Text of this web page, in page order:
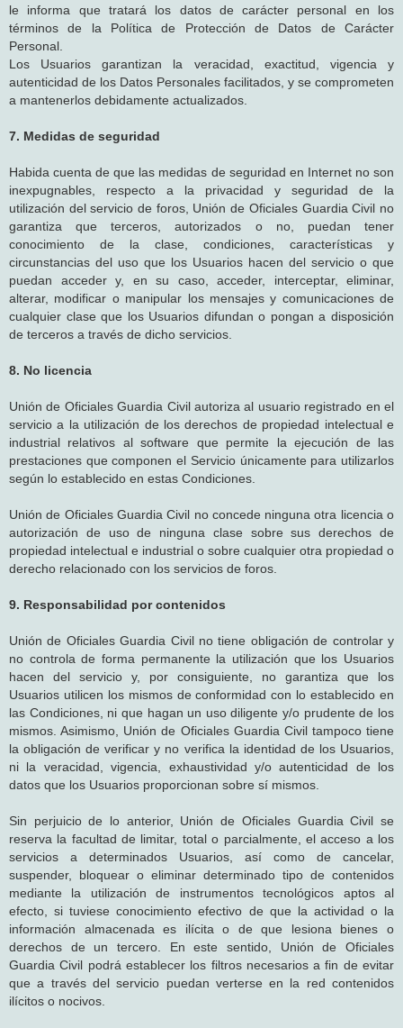
le informa que tratará los datos de carácter personal en los
términos de la Política de Protección de Datos de Carácter
Personal.
Los Usuarios garantizan la veracidad, exactitud, vigencia y
autenticidad de los Datos Personales facilitados, y se comprometen
a mantenerlos debidamente actualizados.
7. Medidas de seguridad
Habida cuenta de que las medidas de seguridad en Internet no son
inexpugnables, respecto a la privacidad y seguridad de la
utilización del servicio de foros, Unión de Oficiales Guardia Civil no
garantiza que terceros, autorizados o no, puedan tener
conocimiento de la clase, condiciones, características y
circunstancias del uso que los Usuarios hacen del servicio o que
puedan acceder y, en su caso, acceder, interceptar, eliminar,
alterar, modificar o manipular los mensajes y comunicaciones de
cualquier clase que los Usuarios difundan o pongan a disposición
de terceros a través de dicho servicios.
8. No licencia
Unión de Oficiales Guardia Civil autoriza al usuario registrado en el
servicio a la utilización de los derechos de propiedad intelectual e
industrial relativos al software que permite la ejecución de las
prestaciones que componen el Servicio únicamente para utilizarlos
según lo establecido en estas Condiciones.
Unión de Oficiales Guardia Civil no concede ninguna otra licencia o
autorización de uso de ninguna clase sobre sus derechos de
propiedad intelectual e industrial o sobre cualquier otra propiedad o
derecho relacionado con los servicios de foros.
9. Responsabilidad por contenidos
Unión de Oficiales Guardia Civil no tiene obligación de controlar y
no controla de forma permanente la utilización que los Usuarios
hacen del servicio y, por consiguiente, no garantiza que los
Usuarios utilicen los mismos de conformidad con lo establecido en
las Condiciones, ni que hagan un uso diligente y/o prudente de los
mismos. Asimismo, Unión de Oficiales Guardia Civil tampoco tiene
la obligación de verificar y no verifica la identidad de los Usuarios,
ni la veracidad, vigencia, exhaustividad y/o autenticidad de los
datos que los Usuarios proporcionan sobre sí mismos.
Sin perjuicio de lo anterior, Unión de Oficiales Guardia Civil se
reserva la facultad de limitar, total o parcialmente, el acceso a los
servicios a determinados Usuarios, así como de cancelar,
suspender, bloquear o eliminar determinado tipo de contenidos
mediante la utilización de instrumentos tecnológicos aptos al
efecto, si tuviese conocimiento efectivo de que la actividad o la
información almacenada es ilícita o de que lesiona bienes o
derechos de un tercero. En este sentido, Unión de Oficiales
Guardia Civil podrá establecer los filtros necesarios a fin de evitar
que a través del servicio puedan verterse en la red contenidos
ilícitos o nocivos.